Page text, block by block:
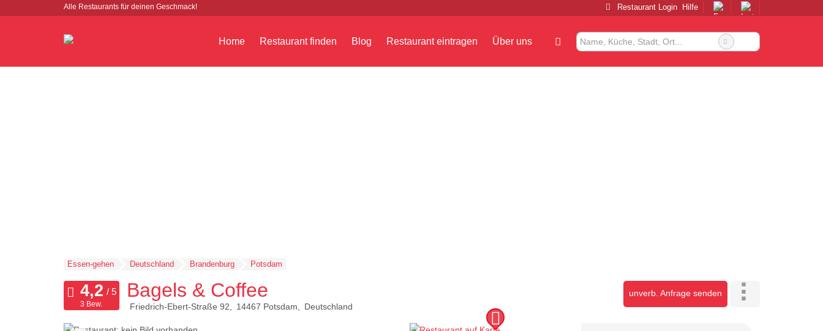
Alle Restaurants für deinen Geschmack! Restaurant Login Hilfe
Home Restaurant finden Blog Restaurant eintragen Über uns
Essen-gehen Deutschland Brandenburg Potsdam
Bagels & Coffee
Friedrich-Ebert-Straße 92 14467 Potsdam Deutschland
unverb. Anfrage senden
3 Bew.